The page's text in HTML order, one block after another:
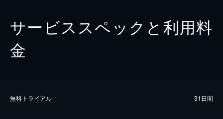
サービススペックと利用料
金
無料トライアル 31日間